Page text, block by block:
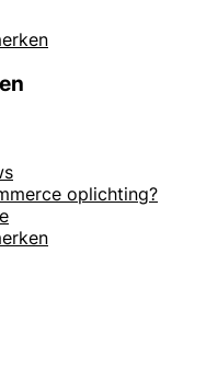
oplichting?